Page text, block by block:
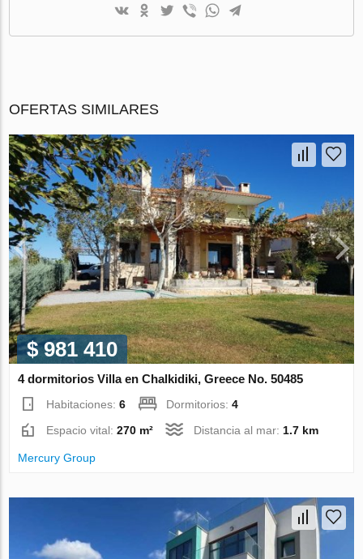
OFERTAS SIMILARES
$ 981 410
4 dormitorios Villa en Chalkidiki, Greece No. 50485
Habitaciones:6 Dormitorios:4
Espacio vital:270 m² Distancia al mar:1.7 km
Mercury Group